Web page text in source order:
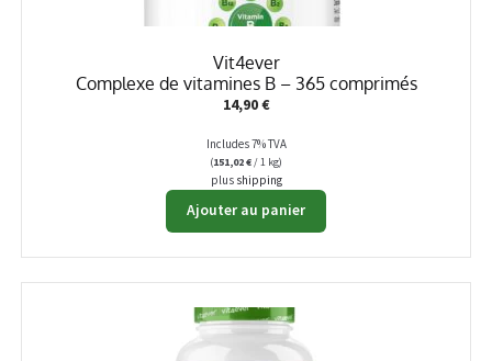
Vit4ever
Complexe de vitamines B – 365 comprimés
14,90€
Includes 7% TVA
(151,02€/ 1 kg)
plus shipping
Ajouter au panier